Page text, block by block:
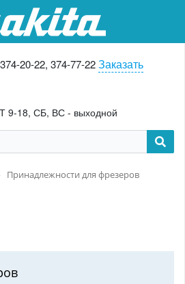
20-22, 374-77-22Заказать
9-18, СБ, ВС - выходной
Принадлежности для фрезеров